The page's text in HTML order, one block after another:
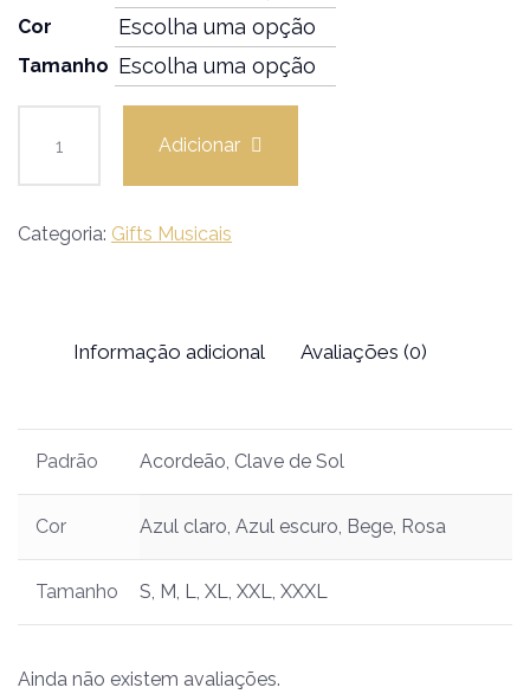
Cor
Tamanho
Adicionar
Categoria: Gifts Musicais
Informação adicional Avaliações (0)
Padrão Acordeão, Clave de Sol
Cor Azul claro, Azul escuro, Bege, Rosa
Tamanho S, M, L, XL, XXL, XXXL
Ainda não existem avaliações.